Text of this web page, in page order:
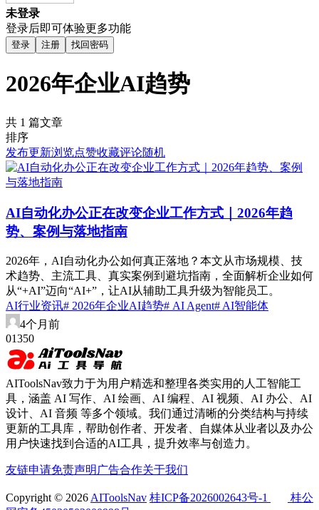
未登录
登录后即可体验更多功能
登录 注册 找回密码
2026年企业AI趋势
共 1 篇文章
排序
发布更新浏览点赞收藏评论随机
AI自动化办公正在改变企业工作方式｜2026年趋
势、案例与落地指南
2026年，AI自动化办公如何真正落地？本文从市场规模、技
术趋势、主流工具、真实案例到避坑指南，全面解析企业如何
从“+AI”迈向“AI+”，让AI从辅助工具升级为智能员工。
AI行业资讯# 2026年企业AI趋势# AI Agent# AI智能体
4个月前
01350
AIToolsNav致力于为用户精选和整理各类实用的人工智能工
具，涵盖 AI 写作、AI 绘画、AI 编程、AI 视频、AI 办公、AI
设计、AI 音频 等多个领域。我们通过清晰的分类结构与持续
更新的工具库，帮助创作者、开发者、自媒体从业者以及办公
用户快速找到合适的AI工具，提升效率与创造力。
友链申请免责声明 广告合作关于我们
Copyright © 2026 AIToolsNav 桂ICP备2026002643号-1
桂公